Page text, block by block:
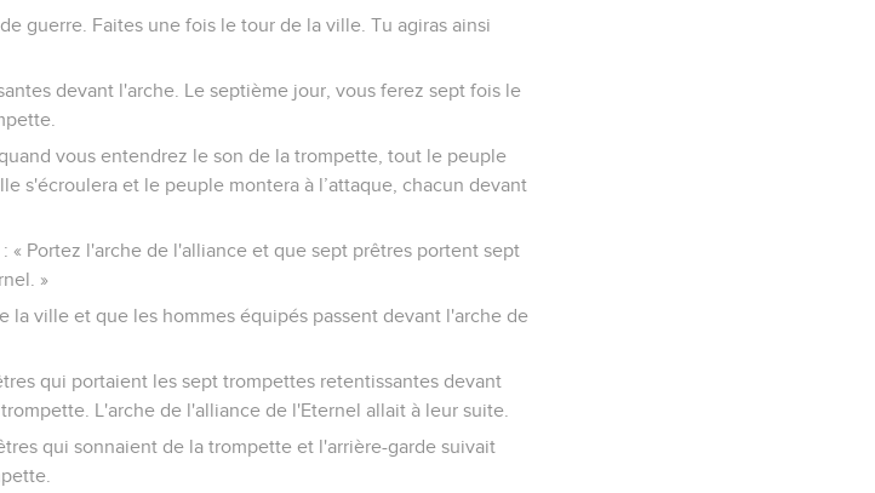
guerre. Faites une fois le tour de la ville. Tu agiras ainsi
devant l'arche. Le septième jour, vous ferez sept fois le
vous entendrez le son de la trompette, tout le peuple
s'écroulera et le peuple montera à l’attaque, chacun devant
« Portez l'arche de l'alliance et que sept prêtres portent sept
»
la ville et que les hommes équipés passent devant l'arche de
qui portaient les sept trompettes retentissantes devant
L'arche de l'alliance de l'Eternel allait à leur suite.
qui sonnaient de la trompette et l'arrière-garde suivait